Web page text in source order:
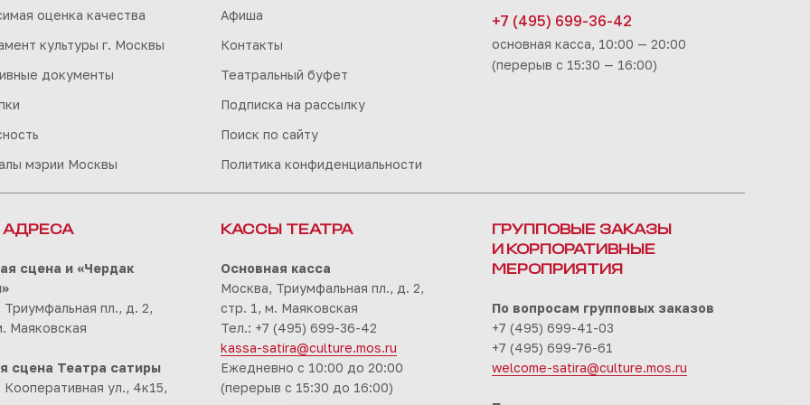
оценка качества
культуры г. Москвы
документы
мэрии Москвы
Афиша
Контакты
Театральный буфет
Подписка на рассылку
Поиск по сайту
Политика конфиденциальности
+7 (495) 699-36-42
основная касса, 10:00 — 20:00
(перерыв с 15:30 — 16:00)
сцена и «Чердак
пл., д. 2,
Маяковская
сцена Театра сатиры
ул., 4к15,
КАССЫ ТЕАТРА
Основная касса
Москва, Триумфальная пл., д. 2,
стр. 1, м. Маяковская
Тел.: +7 (495) 699-36-42
kassa-satira@culture.mos.ru
Ежедневно с 10:00 до 20:00
(перерыв с 15:30 до 16:00)
ГРУППОВЫЕ ЗАКАЗЫ
И КОРПОРАТИВНЫЕ
МЕРОПРИЯТИЯ
По вопросам групповых заказов
+7 (495) 699-41-03
+7 (495) 699-76-61
welcome-satira@culture.mos.ru